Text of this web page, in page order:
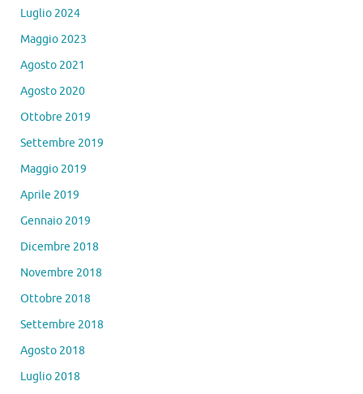
Luglio 2024
Maggio 2023
Agosto 2021
Agosto 2020
Ottobre 2019
Settembre 2019
Maggio 2019
Aprile 2019
Gennaio 2019
Dicembre 2018
Novembre 2018
Ottobre 2018
Settembre 2018
Agosto 2018
Luglio 2018